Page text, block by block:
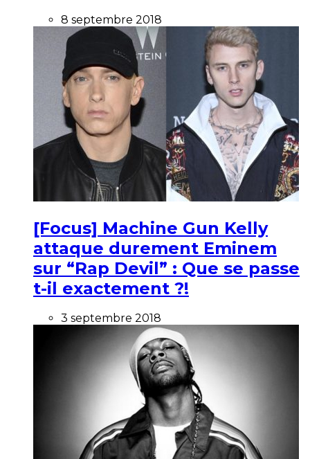
8 septembre 2018
[Focus] Machine Gun Kelly
attaque durement Eminem
sur “Rap Devil” : Que se passe
t-il exactement ?!
3 septembre 2018